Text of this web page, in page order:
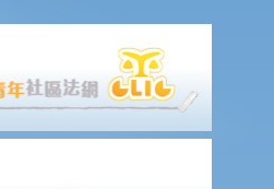
或所在小区造成损毁，我是否需要承
的配偶变性，我的婚姻还有效吗？